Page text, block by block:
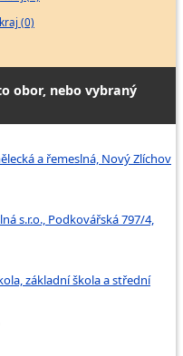
(0)
obor, nebo vybraný
a řemeslná, Nový Zlíchov
s.r.o., Podkovářská 797/4,
základní škola a střední